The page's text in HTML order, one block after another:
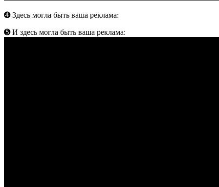
➍ Здесь могла быть ваша реклама:
➎ И здесь могла быть ваша реклама: